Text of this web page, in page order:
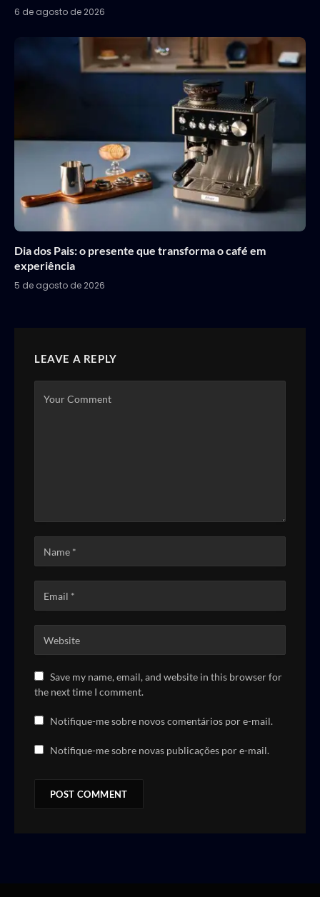
6 de agosto de 2026
Dia dos Pais: o presente que transforma o café em
experiência
5 de agosto de 2026
LEAVE A REPLY
Save my name, email, and website in this browser for
the next time I comment.
Notifique-me sobre novos comentários por e-mail.
Notifique-me sobre novas publicações por e-mail.